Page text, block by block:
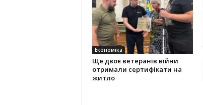
Економіка
Ще двоє ветеранів війни
отримали сертифікати на
житло